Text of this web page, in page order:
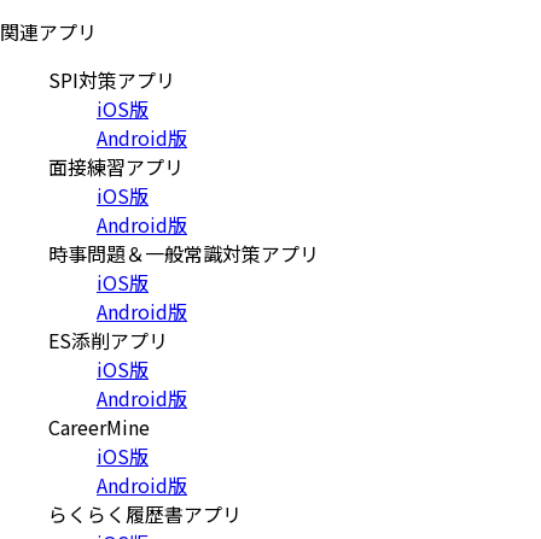
関連アプリ
SPI対策アプリ
iOS版
Android版
面接練習アプリ
iOS版
Android版
時事問題＆一般常識対策アプリ
iOS版
Android版
ES添削アプリ
iOS版
Android版
CareerMine
iOS版
Android版
らくらく履歴書アプリ